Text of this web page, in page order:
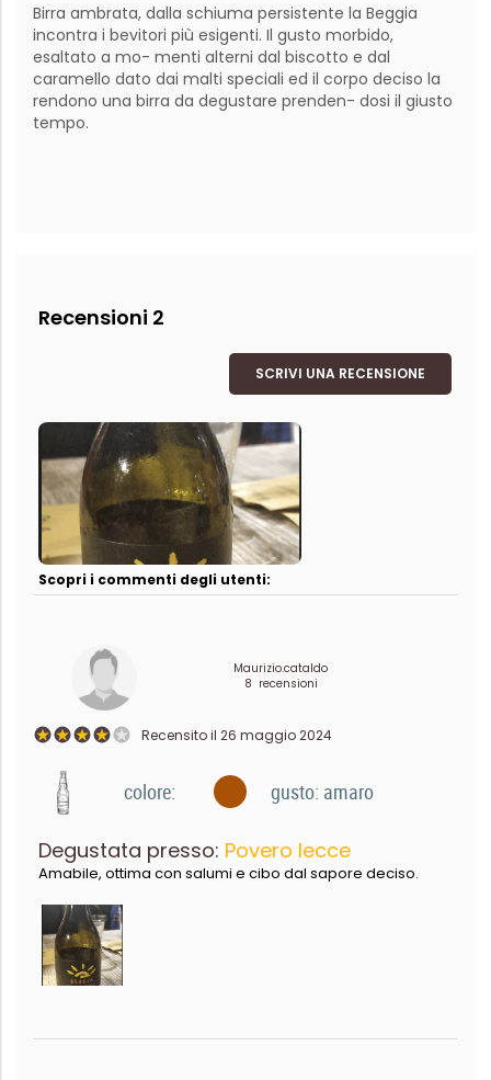
Birra ambrata, dalla schiuma persistente la Beggia
incontra i bevitori più esigenti. Il gusto morbido,
esaltato a mo- menti alterni dal biscotto e dal
caramello dato dai malti speciali ed il corpo deciso la
rendono una birra da degustare prenden- dosi il giusto
tempo.
Recensioni 2
SCRIVI UNA RECENSIONE
Scopri i commenti degli utenti:
Maurizio.cataldo
8 recensioni
Recensito il 26 maggio 2024
colore: gusto: amaro
Degustata presso: Povero lecce
Amabile, ottima con salumi e cibo dal sapore deciso.